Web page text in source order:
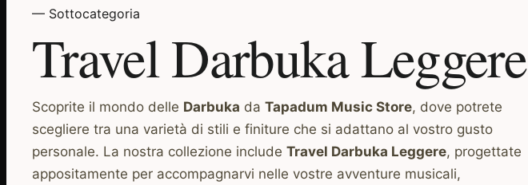
— Sottocategoria
Travel Darbuka Leggere
Scoprite il mondo delle Darbuka da Tapadum Music Store, dove potrete
scegliere tra una varietà di stili e finiture che si adattano al vostro gusto
personale. La nostra collezione include Travel Darbuka Leggere, progettate
appositamente per accompagnarvi nelle vostre avventure musicali,